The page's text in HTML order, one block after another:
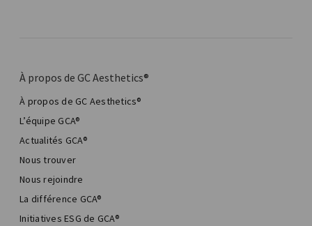
À propos de GC Aesthetics®
À propos de GC Aesthetics®
L’équipe GCA®
Actualités GCA®
Nous trouver
Nous rejoindre
La différence GCA®
Initiatives ESG de GCA®